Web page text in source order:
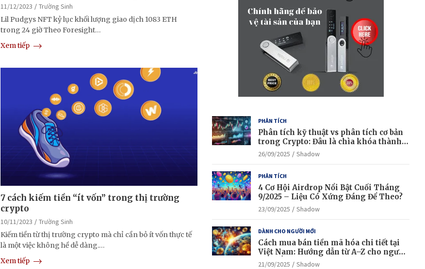
11/12/2023
Trường Sinh
Lil Pudgys NFT kỷ lục khối lượng giao dịch 1083 ETH
trong 24 giờ Theo Foresight…
Xem tiếp
7 cách kiếm tiền “ít vốn” trong thị trường
crypto
10/11/2023
Trường Sinh
Kiếm tiền từ thị trường crypto mà chỉ cần bỏ ít vốn thực tế
là một việc không hề dễ dàng.…
Xem tiếp
PHÂN TÍCH
Phân tích kỹ thuật vs phân tích cơ bản
trong Crypto: Đâu là chìa khóa thành
công?
26/09/2025 Shadow
PHÂN TÍCH
4 Cơ Hội Airdrop Nổi Bật Cuối Tháng
9/2025 – Liệu Có Xứng Đáng Để Theo?
23/09/2025 Shadow
DÀNH CHO NGƯỜI MỚI
Cách mua bán tiền mã hóa chi tiết tại
Việt Nam: Hướng dẫn từ A–Z cho người
mới bắt đầu
21/09/2025 Shadow